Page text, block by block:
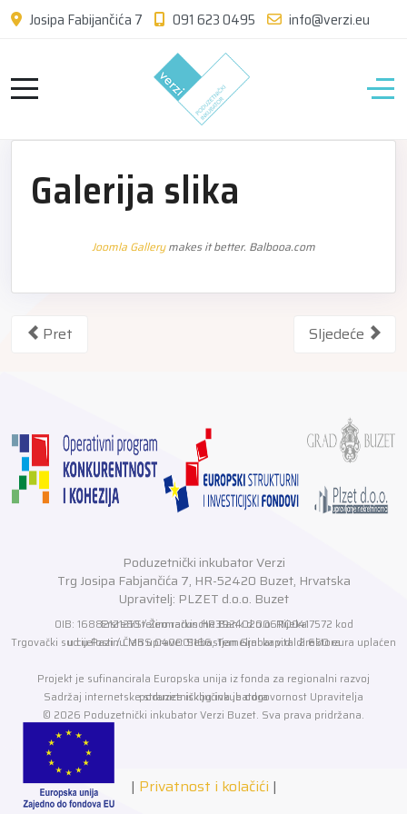
Josipa Fabijančića 7 091 623 0495 info@verzi.eu
Galerija slika
Joomla Gallerymakes it better. Balbooa.com
Pret Sljedeće
Poduzetnički inkubator Verzi
Trg Josipa Fabjančića 7, HR-52420 Buzet, Hrvatska
Upravitelj: PLZET d.o.o. Buzet
OIB: 16882121210 / Žiro račun HR3924020061100417572 kod Erste&Steiermarkische Bank d.o.o. Rijeka
Trgovački sud u Pazinu MBS 040001166, Temeljni kapital 2.650 eura uplaćen u cijelosti / Član uprave: Sebastjan Grabar v.d. direktora
Projekt je sufinancirala Europska unija iz fonda za regionalni razvoj
Sadržaj internetske stranice isključiva je odgovornost Upravitelja poduzetničkog inkubatora
© 2026 Poduzetnički inkubator Verzi Buzet. Sva prava pridržana.
| Privatnost i kolačići |